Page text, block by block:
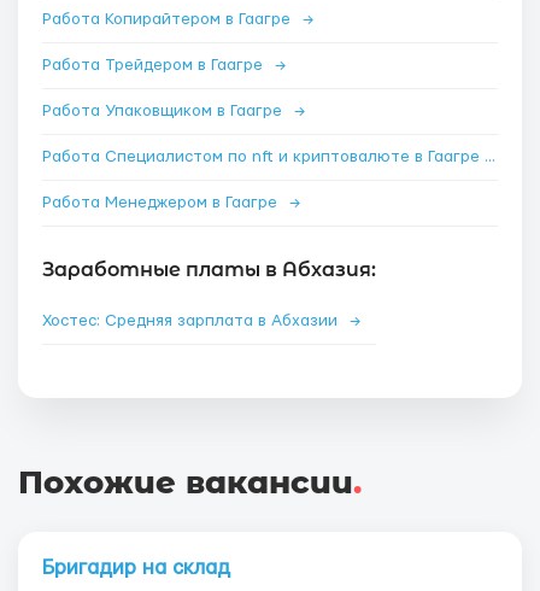
Работа Копирайтером в Гаагре →
Работа Трейдером в Гаагре →
Работа Упаковщиком в Гаагре →
Работа Специалистом по nft и криптовалюте в Гаагре→
Работа Менеджером в Гаагре →
Заработные платы в Абхазия:
Хостес: Средняя зарплата в Абхазии →
Похожие вакансии.
Бригадир на склад